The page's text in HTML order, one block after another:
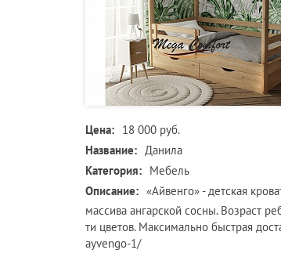
Цена: 18 000 руб.
Название: Данила
Категория: Мебель
Описание: «Айвенго» - детская
массива ангарской сосны. Возраст
ти цветов. Максимально быстрая
ayvengo-1/